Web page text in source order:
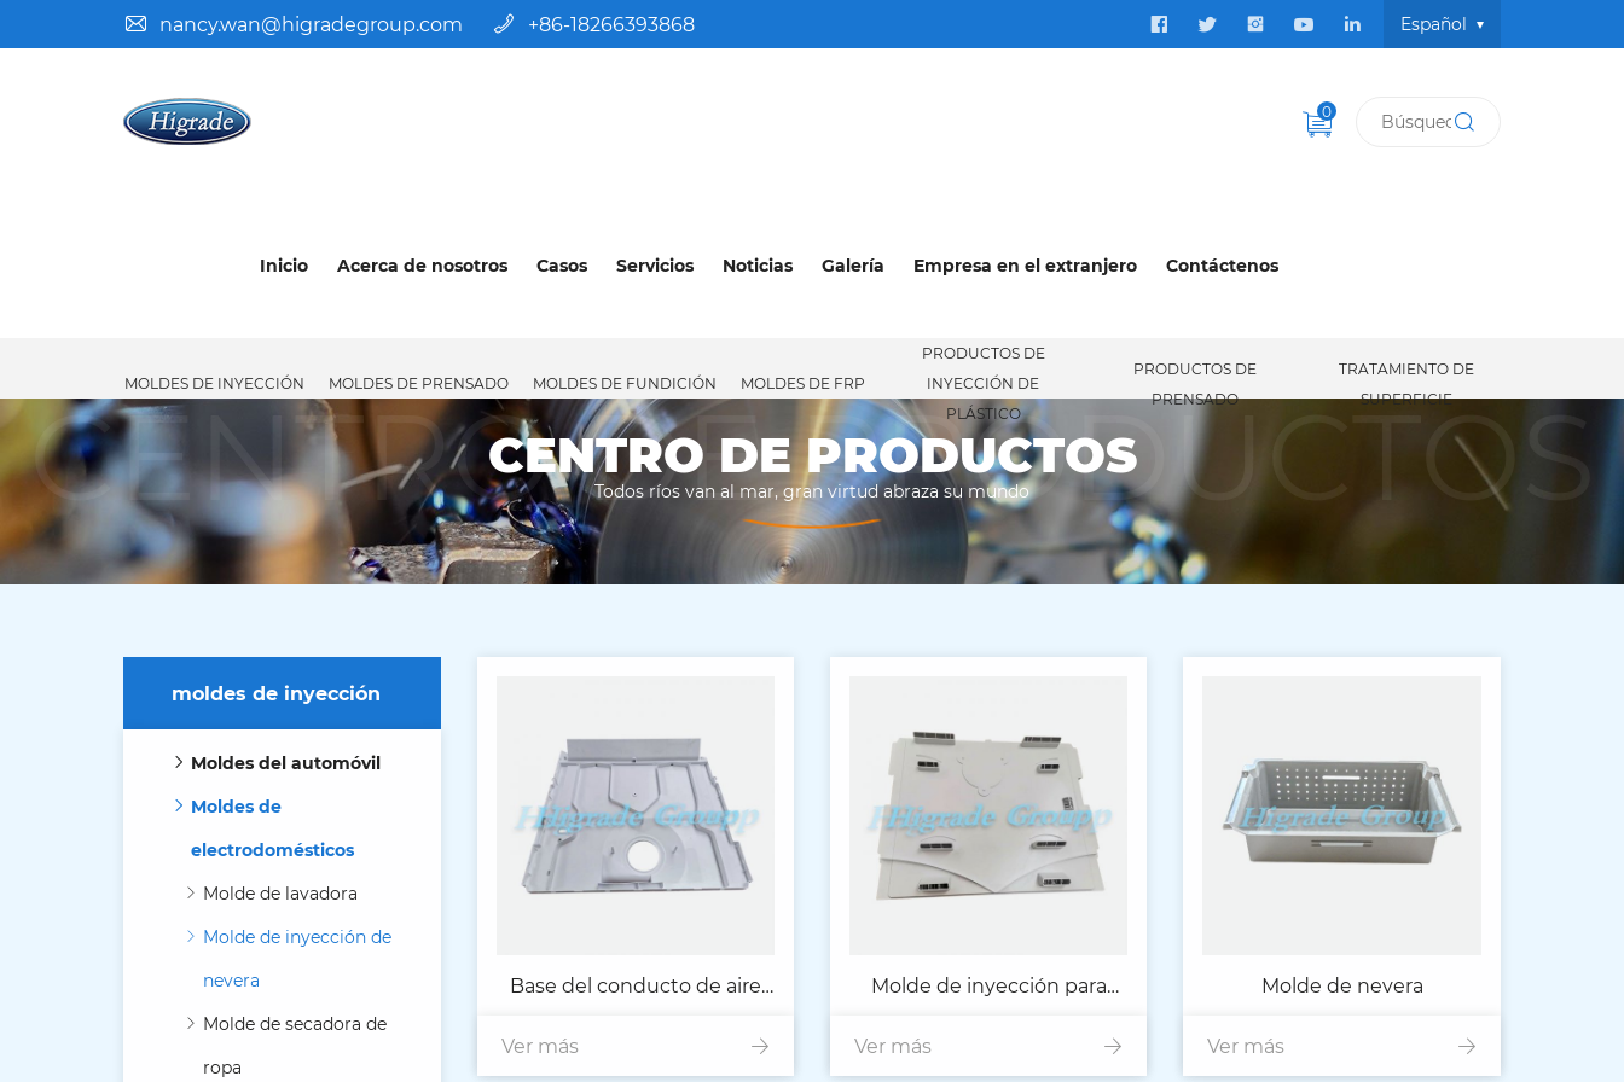
nancy.wan@higradegroup.com +86-18266393868 Español
0
Inicio Acerca de nosotros Casos Servicios Noticias Galería Empresa en el extranjero Contáctenos
MOLDES DE INYECCIÓN MOLDES DE PRENSADO MOLDES DE FUNDICIÓN MOLDES DE FRP
PRODUCTOS DE
INYECCIÓN DE
PLÁSTICO
PRODUCTOS DE
PRENSADO
TRATAMIENTO DE
SUPERFICIE
CENTRO DE PRODUCTOS
CENTRO DE PRODUCTOS
Todos ríos van al mar, gran virtud abraza su mundo
moldes de inyección
Moldes del automóvil
Moldes de
electrodomésticos
Molde de lavadora
Molde de inyección de
nevera
Molde de secadora de
ropa
Base del conducto de aire
de congelación del
Ver más
Molde de inyección para
placa de cubierta de
Ver más
Molde de nevera
Ver más